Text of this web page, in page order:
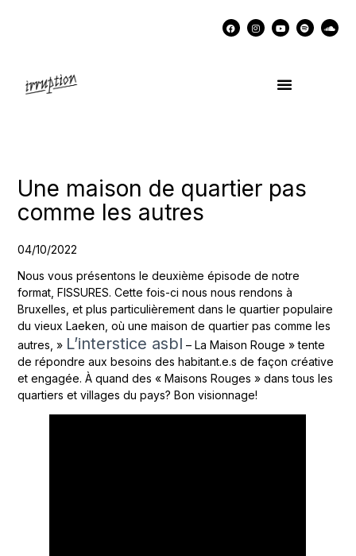
Une maison de quartier pas
comme les autres
04/10/2022
Nous vous présentons le deuxième épisode de notre
format, FISSURES. Cette fois-ci nous nous rendons à
Bruxelles, et plus particulièrement dans le quartier populaire
du vieux Laeken, où une maison de quartier pas comme les
autres, » L’interstice asbl – La Maison Rouge » tente
de répondre aux besoins des habitant.e.s de façon créative
et engagée. À quand des « Maisons Rouges » dans tous les
quartiers et villages du pays? Bon visionnage!